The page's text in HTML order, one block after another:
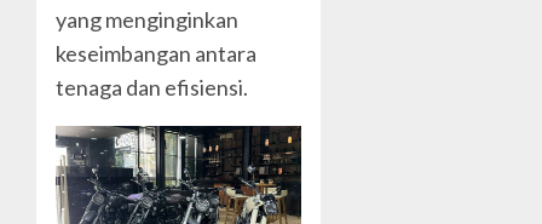
yang menginginkan
keseimbangan antara
tenaga dan efisiensi.